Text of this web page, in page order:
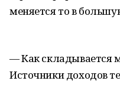
меняется то в
— Как складывается
Источники доходов